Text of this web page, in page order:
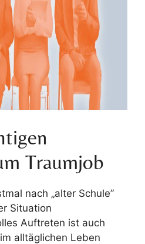
Traumjob
nach „alter Schule”
Situation
Auftreten ist auch
alltäglichen Leben